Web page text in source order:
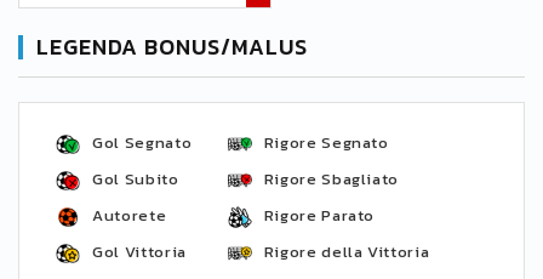
LEGENDA BONUS/MALUS
Gol Segnato
Gol Subito
Autorete
Gol Vittoria
Rigore Segnato
Rigore Sbagliato
Rigore Parato
Rigore della Vittoria